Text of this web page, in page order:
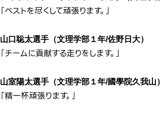
「ベストを尽くして頑張ります。」
山口聡太選手（文理学部１年/佐野日大）
「チームに貢献する走りをします。」
山室陽太選手（文理学部１年/國學院久我山）
「精一杯頑張ります。」